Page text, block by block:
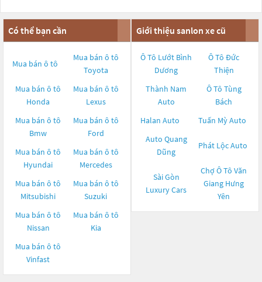
Có thể bạn cần
Mua bán ô tô
Mua bán ô tô
Toyota
Mua bán ô tô
Honda
Mua bán ô tô
Lexus
Mua bán ô tô
Bmw
Mua bán ô tô
Ford
Mua bán ô tô
Hyundai
Mua bán ô tô
Mercedes
Mua bán ô tô
Mitsubishi
Mua bán ô tô
Suzuki
Mua bán ô tô
Nissan
Mua bán ô tô
Kia
Mua bán ô tô
Vinfast
Giới thiệu sanlon xe cũ
Ô Tô Lướt Bình
Dương
Ô Tô Đức
Thiện
Thành Nam
Auto
Ô Tô Tùng
Bách
Halan Auto
Tuấn Mỳ Auto
Auto Quang
Dũng
Phát Lộc Auto
Sài Gòn
Luxury Cars
Chợ Ô Tô Văn
Giang Hưng
Yên